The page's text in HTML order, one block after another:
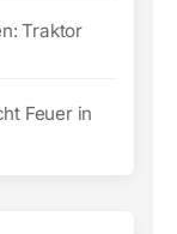
Traktor
Feuer in